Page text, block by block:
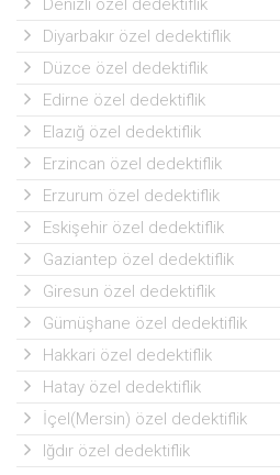
Denizli özel dedektiflik
Diyarbakır özel dedektiflik
Düzce özel dedektiflik
Edirne özel dedektiflik
Elazığ özel dedektiflik
Erzincan özel dedektiflik
Erzurum özel dedektiflik
Eskişehir özel dedektiflik
Gaziantep özel dedektiflik
Giresun özel dedektiflik
Gümüşhane özel dedektiflik
Hakkari özel dedektiflik
Hatay özel dedektiflik
İçel(Mersin) özel dedektiflik
Iğdır özel dedektiflik